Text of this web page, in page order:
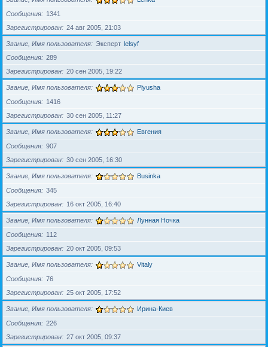
Сообщения
1341
Зарегистрирован
24 авг 2005, 21:03
Звание, Имя пользователя Эксперт lelsyf
Сообщения
289
Зарегистрирован
20 сен 2005, 19:22
Звание, Имя пользователя Plyusha
Сообщения
1416
Зарегистрирован
30 сен 2005, 11:27
Звание, Имя пользователя Евгения
Сообщения
907
Зарегистрирован
30 сен 2005, 16:30
Звание, Имя пользователя Businka
Сообщения
345
Зарегистрирован
16 окт 2005, 16:40
Звание, Имя пользователя Лунная Ночка
Сообщения
112
Зарегистрирован
20 окт 2005, 09:53
Звание, Имя пользователя Vitaly
Сообщения
76
Зарегистрирован
25 окт 2005, 17:52
Звание, Имя пользователя Ирина-Киев
Сообщения
226
Зарегистрирован
27 окт 2005, 09:37